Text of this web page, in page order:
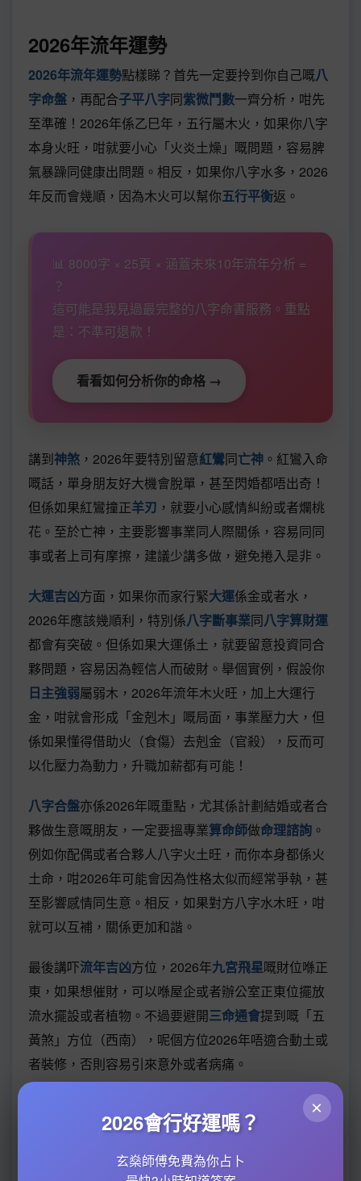
2026年流年運勢
2026年流年運勢點樣睇？首先一定要拎到你自己嘅八
字命盤 ，再配合子平八字同紫微鬥數一齊分析，咁先
至準確！2026年係乙巳年，五行屬木火，如果你八字
本身火旺，咁就要小心「火炎土燥」嘅問題，容易脾
氣暴躁同健康出問題。相反，如果你八字水多，2026
年反而會幾順，因為木火可以幫你五行平衡返。
📊 8000字 × 25頁 × 涵蓋未來10年流年分析 =
？
這可能是我見過最完整的八字命書服務。重點
是：不準可退款！
看看如何分析你的命格 →
講到神煞 ，2026年要特別留意紅鸞同亡神 。紅鸞入命
嘅話，單身朋友好大機會脫單，甚至閃婚都唔出奇！
但係如果紅鸞撞正羊刃 ，就要小心感情糾紛或者爛桃
花。至於亡神，主要影響事業同人際關係，容易同同
事或者上司有摩擦，建議少講多做，避免捲入是非。
大運吉凶方面，如果你而家行緊大運係金或者水，
2026年應該幾順利，特別係八字斷事業同八字算財運
都會有突破。但係如果大運係土，就要留意投資同合
夥問題，容易因為輕信人而破財。舉個實例，假設你
日主強弱屬弱木，2026年流年木火旺，加上大運行
金，咁就會形成「金剋木」嘅局面，事業壓力大，但
係如果懂得借助火（食傷）去剋金（官殺），反而可
以化壓力為動力，升職加薪都有可能！
八字合盤亦係2026年嘅重點，尤其係計劃結婚或者合
夥做生意嘅朋友，一定要搵專業算命師做命理諮詢 。
例如你配偶或者合夥人八字火土旺，而你本身都係火
土命，咁2026年可能會因為性格太似而經常爭執，甚
至影響感情同生意。相反，如果對方八字水木旺，咁
就可以互補，關係更加和諧。
最後講吓流年吉凶方位，2026年九宮飛星嘅財位喺正
東，如果想催財，可以喺屋企或者辦公室正東位擺放
流水擺設或者植物。不過要避開三命通會提到嘅「五
黃煞」方位（西南），呢個方位2026年唔適合動土或
者裝修，否則容易引來意外或者病痛。
總括嚟講，2026年流年運勢好唔好，關鍵在於你點樣
同避開刑衝合害。記住，八字算命
唔係宿
命論，而係俾你知命改運，只要提前準備，就算流年
不利都可以化解！
×
2026會行好運嗎？
玄燊師傅免費為你占卜